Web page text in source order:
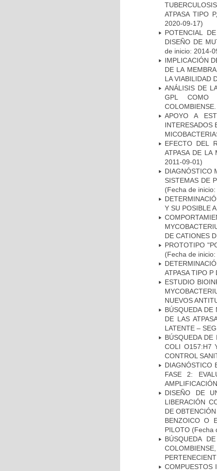
ATPASA TIPO
2020-09-17)
POTENCIAL
DISEÑO DE
de inicio: 2014-
IMPLICACIÓN
DE LA
LA VIABILIDAD
ANÁLISIS DE
GPL COMO
COLOMBIENSE.
APOYO A
INTERESADOS
EFECTO DEL
ATPASA DE LA
2011-09-01)
DIAGNÓSTICO
SISTEMAS DE
(Fecha de
Y SU POSIBLE
DE CATIONES
PROTOTIPO
(Fecha de
ATPASA TIPO
ESTUDIO
NUEVOS
BÚSQUEDA DE
DE LAS
LATENTE –
BÚSQUEDA DE
COLI O157:H7
CONTROL
DIAGNÓSTICO
FASE 2:
DISEÑO DE
LIBERACIÓN
DE
BENZOICO O
PILOTO (Fecha
BÚSQUEDA
COMPUESTOS